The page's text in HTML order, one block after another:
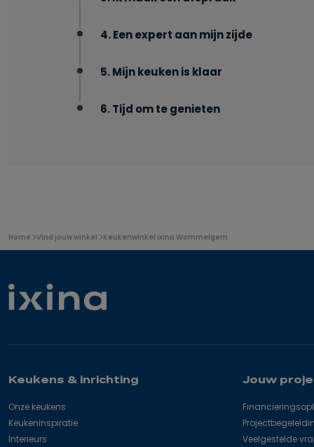
4. Een expert aan mijn zijde
5. Mijn keuken is klaar
6. Tijd om te genieten
U
bevindt
hier:
Home Vind jouw winkel Keukenwinkel ixina Wommelgem
Keukens & inrichting
Onze keukens
Keukeninspiratie
Interieurs
Jouw
Veelgestelde